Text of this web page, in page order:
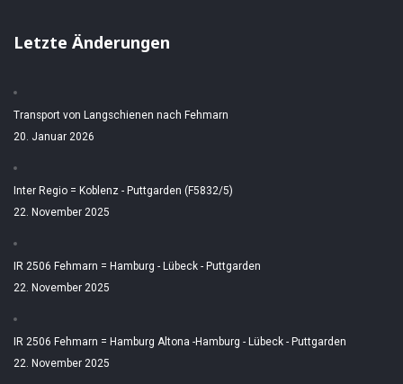
Letzte Änderungen
Transport von Langschienen nach Fehmarn
20. Januar 2026
Inter Regio = Koblenz - Puttgarden (F5832/5)
22. November 2025
IR 2506 Fehmarn = Hamburg - Lübeck - Puttgarden
22. November 2025
IR 2506 Fehmarn = Hamburg Altona -Hamburg - Lübeck - Puttgarden
22. November 2025